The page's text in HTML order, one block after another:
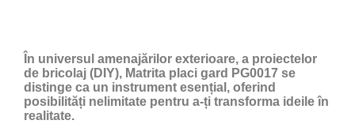
În universul amenajărilor exterioare, a proiectelor
de bricolaj (DIY), Matrita placi gard PG0017 se
distinge ca un instrument esențial, oferind
posibilități nelimitate pentru a-ți transforma ideile în
realitate.